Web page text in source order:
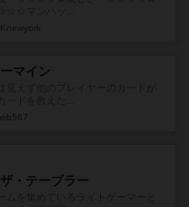
マイン
・テーブラー